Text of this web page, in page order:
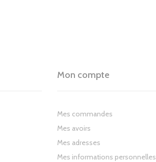
Mon compte
Mes commandes
Mes avoirs
Mes adresses
Mes informations personnelles